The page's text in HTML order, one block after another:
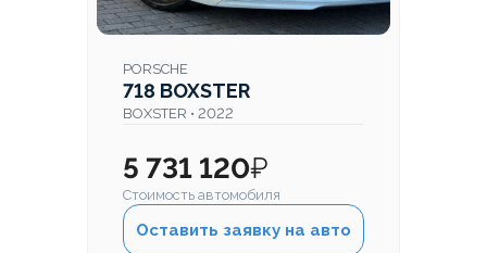
PORSCHE
718 BOXSTER
BOXSTER • 2022
5 731 120₽
Стоимость автомобиля
Оставить заявку на авто